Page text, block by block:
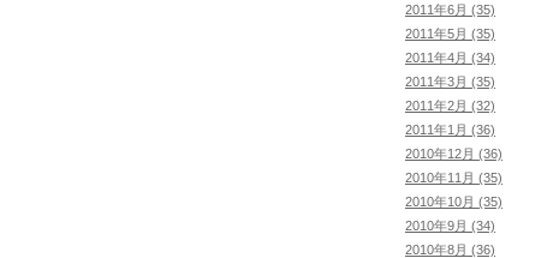
2011年6月 (35)
2011年5月 (35)
2011年4月 (34)
2011年3月 (35)
2011年2月 (32)
2011年1月 (36)
2010年12月 (36)
2010年11月 (35)
2010年10月 (35)
2010年9月 (34)
2010年8月 (36)